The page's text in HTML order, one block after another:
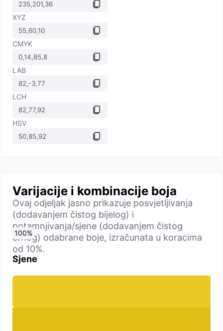
XYZ
CMYK
LAB
LCH
HSV
Varijacije i kombinacije boja
Ovaj odjeljak jasno prikazuje posvjetljivanja
(dodavanjem čistog bijelog) i
potamnjivanja/sjene (dodavanjem čistog
crnog) odabrane boje, izračunata u koracima
od 10%.
Sjene
0%
10%
20%
30%
40%
50%
60%
70%
80%
90%
100%